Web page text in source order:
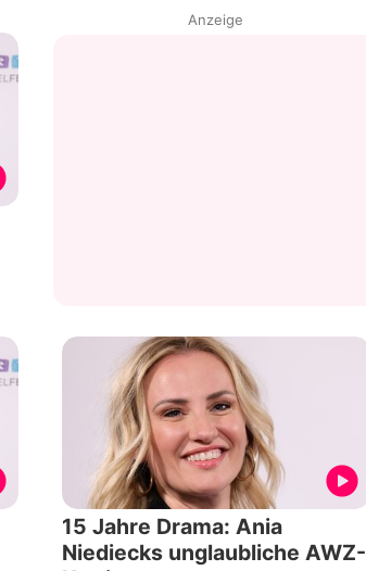
Anzeige
15 Jahre Drama: Ania
Niediecks unglaubliche AWZ-